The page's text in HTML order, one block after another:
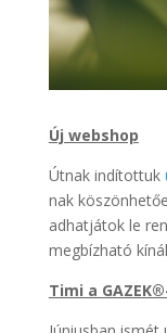
Új webshop
Útnak indítottuk
nak
adhatjátok le
megbízható
Timi a